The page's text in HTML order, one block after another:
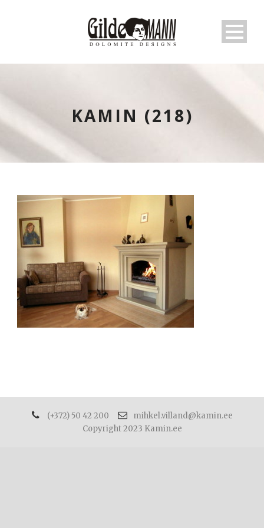
KAMIN (218)
(+372) 50 42 200
mihkel.villand@kamin.ee
Copyright 2023 Kamin.ee